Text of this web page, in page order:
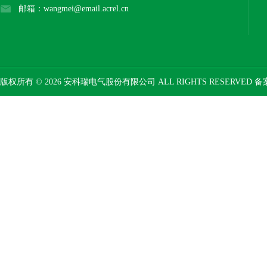
邮箱：wangmei@email.acrel.cn
版权所有 © 2026 安科瑞电气股份有限公司 ALL RIGHTS RESERVED 备